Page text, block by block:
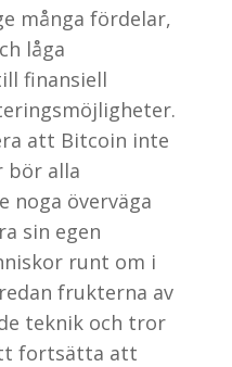
många fördelar,
låga
finansiell
att Bitcoin inte
bör alla
noga överväga
sin egen
runt om i
frukterna av
teknik och tror
fortsätta att